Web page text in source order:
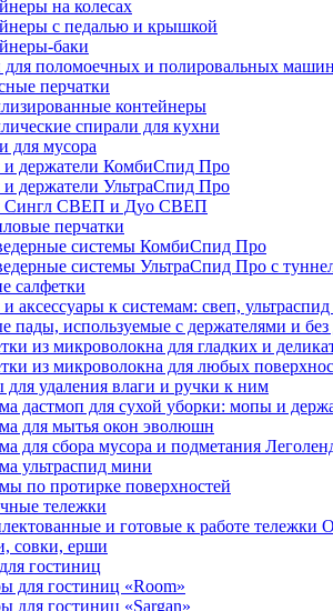
на колесах
с педалью и крышкой
баки
для поломоечных и полировальных машин
перчатки
контейнеры
спирали для кухни
для мусора
держатели КомбиСпид Про
держатели УльтраСпид Про
СВЕП и Дуо СВЕП
перчатки
системы КомбиСпид Про
системы УльтраСпид Про с
салфетки
аксессуары к системам: свеп,
пады, используемые с держателями и без
из микроволокна для гладких и
из микроволокна для любых
удаления влаги и ручки к ним
дастмоп для сухой уборки: мопы и
для мытья окон эволюшн
для сбора мусора и подметания
ультраспид мини
по протирке поверхностей
тележки
и готовые к работе
совки, ерши
гостиниц
для гостиниц «Room»
для гостиниц «Sargan»